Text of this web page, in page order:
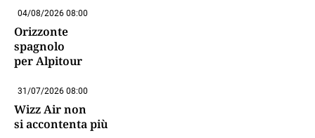
04/08/2026 08:00
Orizzonte
spagnolo
per Alpitour
31/07/2026 08:00
Wizz Air non
si accontenta più